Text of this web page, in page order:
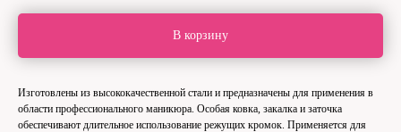
В корзину
Изготовлены из высококачественной стали и предназначены для применения в
области профессионального маникюра. Особая ковка, закалка и заточка
обеспечивают длительное использование режущих кромок. Применяется для